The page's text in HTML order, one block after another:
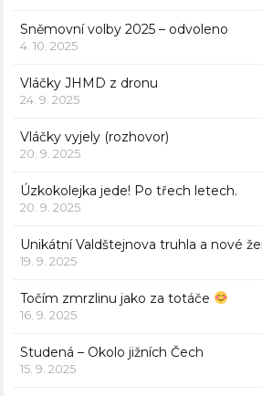
Sněmovní volby 2025 – odvoleno
4. 10. 2025
Vláčky JHMD z dronu
24. 9. 2025
Vláčky vyjely (rozhovor)
20. 9. 2025
Úzkokolejka jede! Po třech letech.
20. 9. 2025
Unikátní Valdštejnova truhla a nové
19. 9. 2025
Točím zmrzlinu jako za totáče
16. 9. 2025
Studená – Okolo jižních Čech
15. 9. 2025